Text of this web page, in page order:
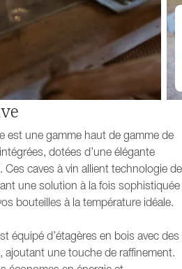
est une gamme haut de gamme de
dotées d’une élégante
Ces caves à vin allient technologie de
une solution à la fois sophistiquée
bouteilles à la température idéale.
équipé d’étagères en bois avec des
ajoutant une touche de raffinement.